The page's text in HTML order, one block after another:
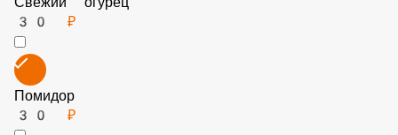
Свежий огурец
30 ₽